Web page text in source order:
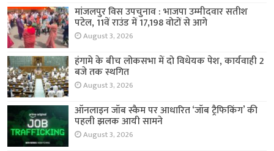
मांजलपुर विस उपचुनाव : भाजपा उम्मीदवार सतीश
पटेल, 11वें राउंड में 17,198 वोटों से आगे
August 3, 2026
हंगामे के बीच लोकसभा में दो विधेयक पेश, कार्यवाही 2
बजे तक स्थगित
August 3, 2026
ऑनलाइन जॉब स्कैम पर आधारित ‘जॉब ट्रैफिकिंग’ की
पहली झलक आयी सामने
August 3, 2026